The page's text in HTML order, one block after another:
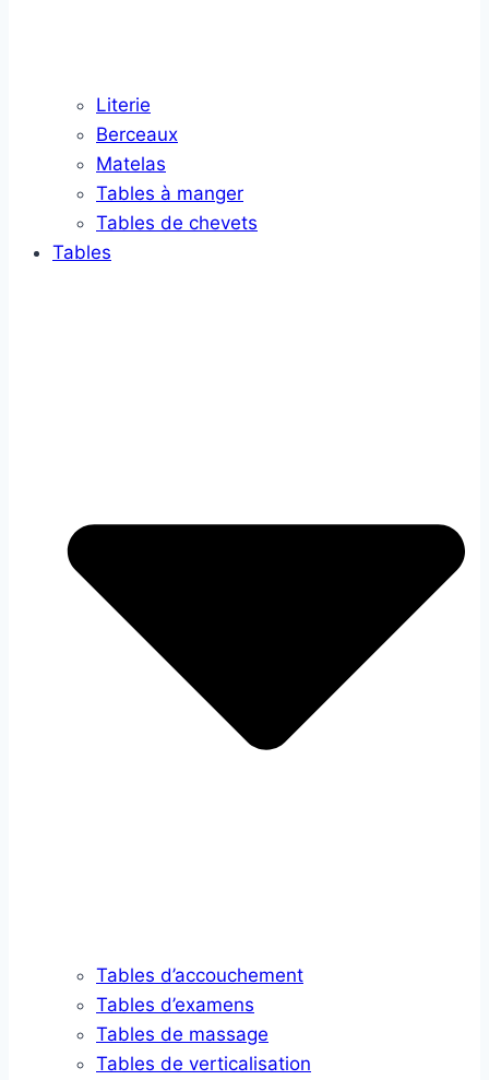
Literie
Berceaux
Matelas
Tables à manger
Tables de chevets
Tables
Tables d’accouchement
Tables d’examens
Tables de massage
Tables de verticalisation